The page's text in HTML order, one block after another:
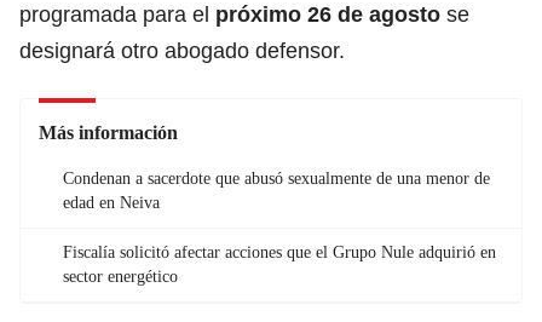
programada para el próximo 26 de agosto se
designará otro abogado defensor.
Más información
Condenan a sacerdote que abusó sexualmente de una menor de
edad en Neiva
Fiscalía solicitó afectar acciones que el Grupo Nule adquirió en
sector energético